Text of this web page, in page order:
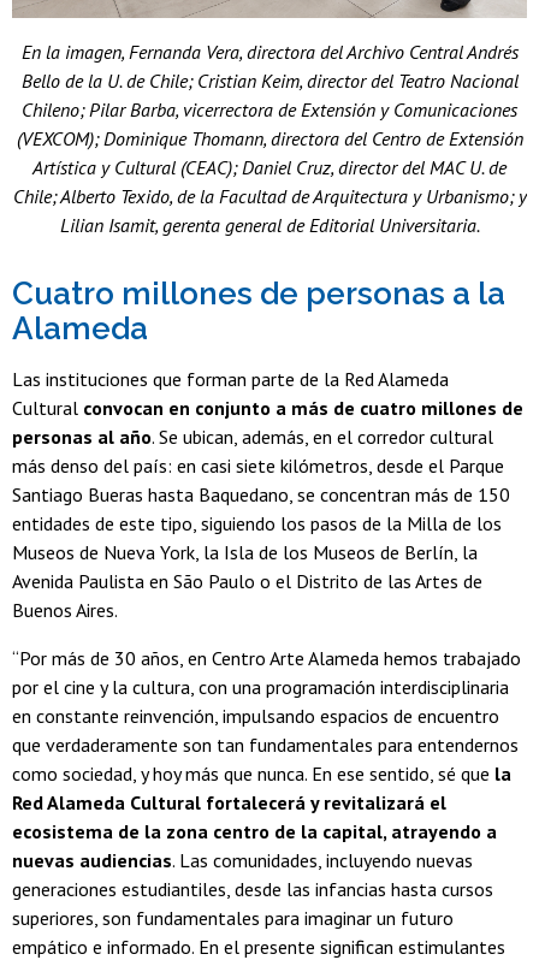
En la imagen, Fernanda Vera, directora del Archivo Central Andrés
Bello de la U. de Chile; Cristian Keim, director del Teatro Nacional
Chileno; Pilar Barba, vicerrectora de Extensión y Comunicaciones
(VEXCOM); Dominique Thomann, directora del Centro de Extensión
Artística y Cultural (CEAC); Daniel Cruz, director del MAC U. de
Chile; Alberto Texido, de la Facultad de Arquitectura y Urbanismo; y
Lilian Isamit, gerenta general de Editorial Universitaria.
Cuatro millones de personas a la
Alameda
Las instituciones que forman parte de la Red Alameda
Cultural convocan en conjunto a más de cuatro millones de
personas al año. Se ubican, además, en el corredor cultural
más denso del país: en casi siete kilómetros, desde el Parque
Santiago Bueras hasta Baquedano, se concentran más de 150
entidades de este tipo, siguiendo los pasos de la Milla de los
Museos de Nueva York, la Isla de los Museos de Berlín, la
Avenida Paulista en São Paulo o el Distrito de las Artes de
Buenos Aires.
“Por más de 30 años, en Centro Arte Alameda hemos trabajado
por el cine y la cultura, con una programación interdisciplinaria
en constante reinvención, impulsando espacios de encuentro
que verdaderamente son tan fundamentales para entendernos
como sociedad, y hoy más que nunca. En ese sentido, sé que la
Red Alameda Cultural fortalecerá y revitalizará el
ecosistema de la zona centro de la capital, atrayendo a
nuevas audiencias. Las comunidades, incluyendo nuevas
generaciones estudiantiles, desde las infancias hasta cursos
superiores, son fundamentales para imaginar un futuro
empático e informado. En el presente significan estimulantes